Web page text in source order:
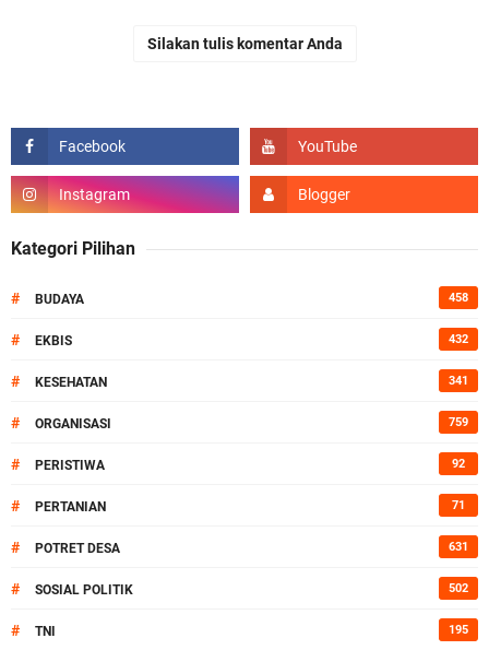
Silakan tulis komentar Anda
Kategori Pilihan
# BUDAYA 458
# EKBIS 432
# KESEHATAN 341
# ORGANISASI 759
# PERISTIWA 92
# PERTANIAN 71
# POTRET DESA 631
# SOSIAL POLITIK 502
# TNI 195